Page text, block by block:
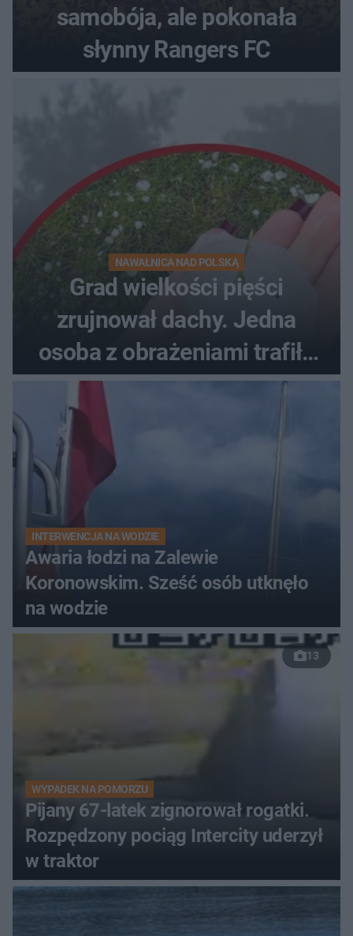
samobója, ale pokonała
słynny Rangers FC
NAWAŁNICA NAD POLSKĄ
Grad wielkości pięści
zrujnował dachy. Jedna
osoba z obrażeniami trafiła
do szpitala
INTERWENCJA NA WODZIE
Awaria łodzi na Zalewie
Koronowskim. Sześć osób utknęło
na wodzie
13
WYPADEK NA POMORZU
Pijany 67-latek zignorował rogatki.
Rozpędzony pociąg Intercity uderzył
w traktor